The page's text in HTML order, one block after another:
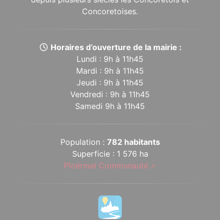
Concoretoises.
Horaires d’ouverture de la mairie :
Lundi : 9h à 11h45
Mardi : 9h à 11h45
Jeudi : 9h à 11h45
Vendredi : 9h à 11h45
Samedi 9h à 11h45
Population : 782 habitants
Superficie : 1 576 ha
Ploërmel Communauté